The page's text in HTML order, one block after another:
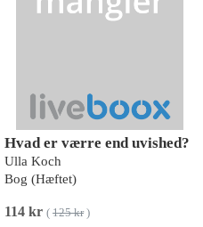
Hvad er værre end uvished?
Ulla Koch
Bog (Hæftet)
114 kr ( 125 kr)